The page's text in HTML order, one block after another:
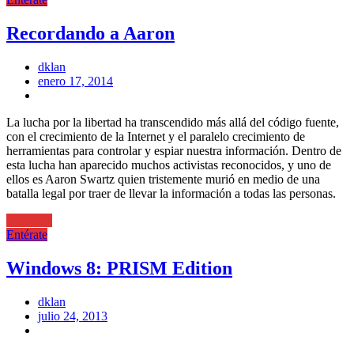
Recordando a Aaron
dklan
Posted
enero 17, 2014
La lucha por la libertad ha transcendido más allá del código fuente,
con el crecimiento de la Internet y el paralelo crecimiento de
herramientas para controlar y espiar nuestra información. Dentro de
esta lucha han aparecido muchos activistas reconocidos, y uno de
ellos es Aaron Swartz quien tristemente murió en medio de una
batalla legal por traer de llevar la información a todas las personas.
Entérate
Windows 8: PRISM Edition
dklan
Posted
julio 24, 2013